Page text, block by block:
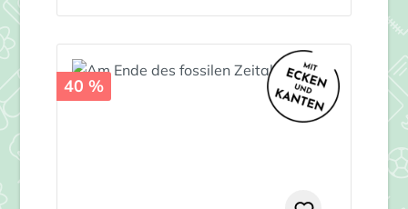
40 %